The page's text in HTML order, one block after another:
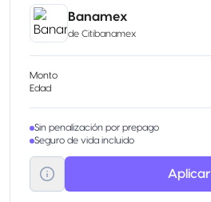
Banamex
de Citibanamex
Monto
Edad
Sin penalización por prepago
Seguro de vida incluido
Aplicar